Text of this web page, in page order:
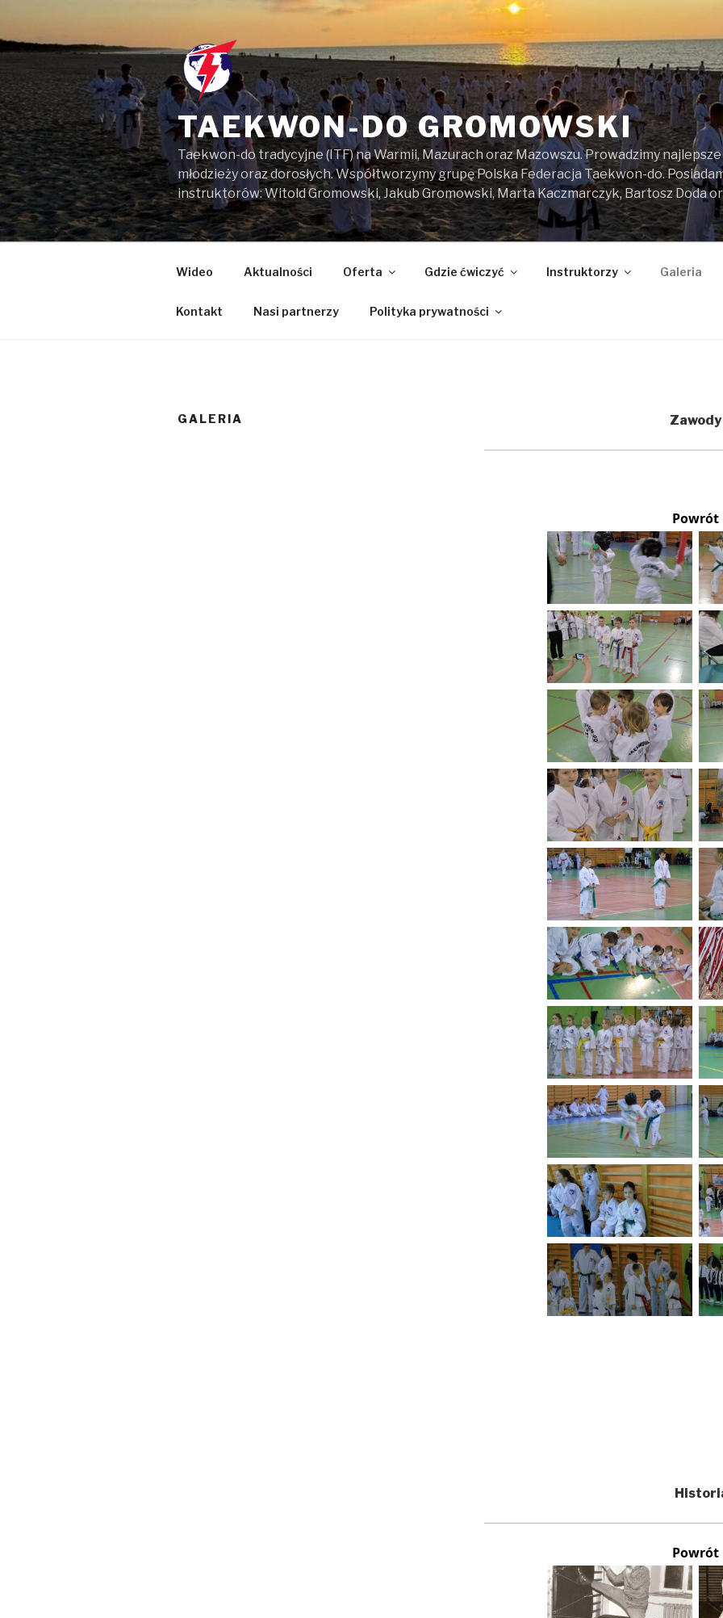
treści
TAEKWON-DO GROMOWSKI
Taekwon-do tradycyjne (ITF) na Warmii, Mazurach oraz Mazowszu. Prowadzimy
młodzieży oraz dorosłych. Współtworzymy grupę Polska Federacja Taekwon-do.
instruktorów: Witold Gromowski, Jakub Gromowski, Marta Kaczmarczyk, Bartosz Doda
Wideo Aktualności Oferta Gdzie ćwiczyć Instruktorzy Galeria
Kontakt Nasi partnerzy Polityka prywatności
GALERIA Zawody
Powrót
Powrót